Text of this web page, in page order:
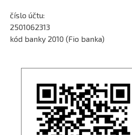
číslo účtu:
2501062313
kód banky 2010 (Fio banka)